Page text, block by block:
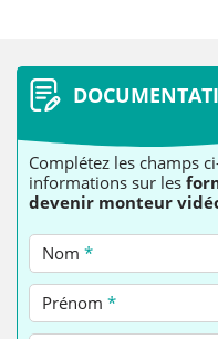
Complétez les champs
informations sur les
devenir monteur
Nom *
Prénom *